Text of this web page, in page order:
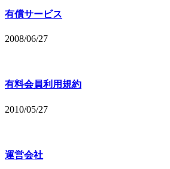
有償サービス
2008/06/27
有料会員利用規約
2010/05/27
運営会社